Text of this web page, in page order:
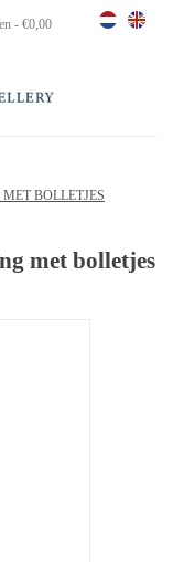
- €0,00
BOLLETJES
met bolletjes